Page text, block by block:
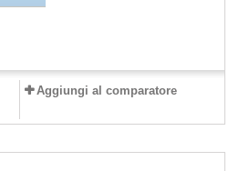
Aggiungi al comparatore